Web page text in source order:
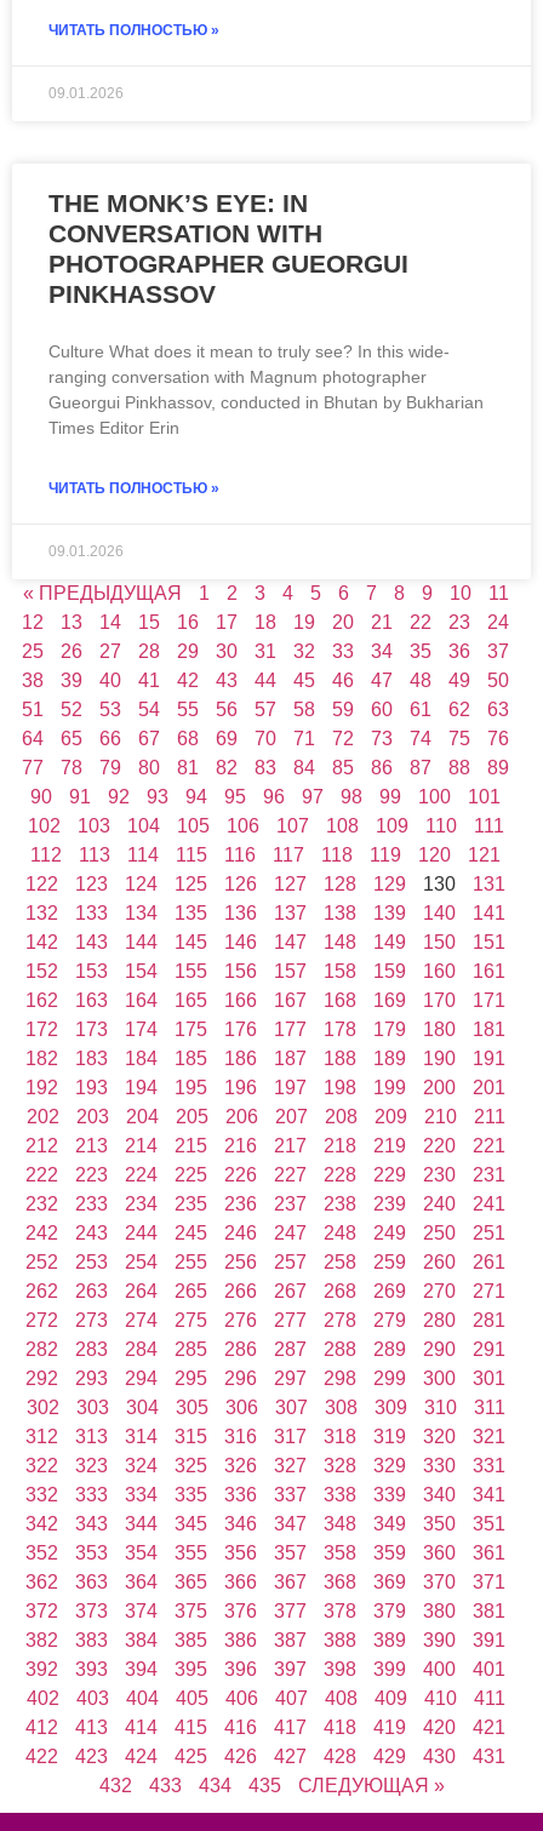
ЧИТАТЬ ПОЛНОСТЬЮ »
09.01.2026
THE MONK’S EYE: IN
CONVERSATION WITH
PHOTOGRAPHER GUEORGUI
PINKHASSOV
Culture What does it mean to truly see? In this wide-
ranging conversation with Magnum photographer
Gueorgui Pinkhassov, conducted in Bhutan by Bukharian
Times Editor Erin
ЧИТАТЬ ПОЛНОСТЬЮ »
09.01.2026
« ПРЕДЫДУЩАЯ 1 2 3 4 5 6 7 8 9 10
11
12
13 14 15 16 17 18 19 20 21 22 23
24
25
26 27 28 29 30 31 32 33 34 35 36
37
38
39 40 41 42 43 44 45 46 47 48 49
50
51
52 53 54 55 56 57 58 59 60 61 62
63
64
65 66 67 68 69 70 71 72 73 74 75
76
77
78 79 80 81 82 83 84 85 86 87 88
89
90
91 92 93 94 95 96 97 98 99 100
101
102
103 104 105 106 107 108 109 110
111
112
113 114 115 116 117 118 119 120
121
122
123 124 125 126 127 128 129 130
131
132
133 134 135 136 137 138 139 140
141
142
143 144 145 146 147 148 149 150
151
152
153 154 155 156 157 158 159 160
161
162
163 164 165 166 167 168 169 170
171
172
173 174 175 176 177 178 179 180
181
182
183 184 185 186 187 188 189 190
191
192
193 194 195 196 197 198 199 200
201
202
203 204 205 206 207 208 209 210
211
212
213 214 215 216 217 218 219 220
221
222
223 224 225 226 227 228 229 230
231
232
233 234 235 236 237 238 239 240
241
242
243 244 245 246 247 248 249 250
251
252
253 254 255 256 257 258 259 260
261
262
263 264 265 266 267 268 269 270
271
272
273 274 275 276 277 278 279 280
281
282
283 284 285 286 287 288 289 290
291
292
293 294 295 296 297 298 299 300
301
302
303 304 305 306 307 308 309 310
311
312
313 314 315 316 317 318 319 320
321
322
323 324 325 326 327 328 329 330
331
332
333 334 335 336 337 338 339 340
341
342
343 344 345 346 347 348 349 350
351
352
353 354 355 356 357 358 359 360
361
362
363 364 365 366 367 368 369 370
371
372
373 374 375 376 377 378 379 380
381
382
383 384 385 386 387 388 389 390
391
392
393 394 395 396 397 398 399 400
401
402
403 404 405 406 407 408 409 410
411
412
413 414 415 416 417 418 419 420
421
422
423 424 425 426 427 428 429 430
431
432
433 434 435 СЛЕДУЮЩАЯ »